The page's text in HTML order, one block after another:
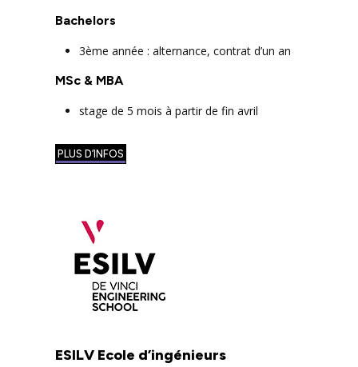
Bachelors
3ème année : alternance, contrat d’un an
MSc & MBA
stage de 5 mois à partir de fin avril
PLUS D’INFOS
ESILV Ecole d’ingénieurs